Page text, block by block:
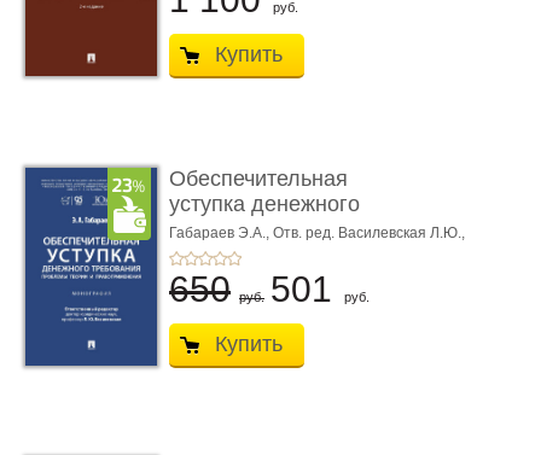
руб.
Купить
Обеспечительная
уступка денежного
требования ...
Габараев Э.А., Отв. ред. Василевская Л.Ю.,
вступ. сл. Каретина М.Г.
650 руб. 501 руб.
Купить